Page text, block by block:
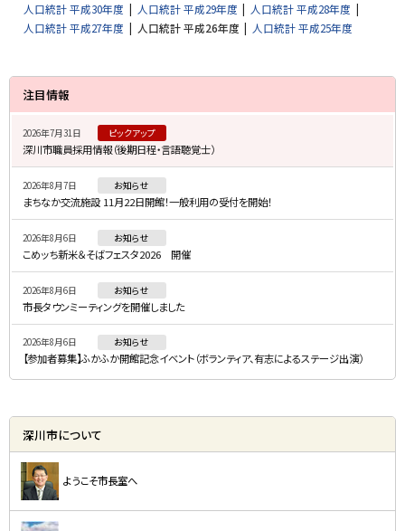
人口統計 平成30年度
人口統計 平成29年度
人口統計 平成28年度
人口統計 平成27年度
人口統計 平成26年度 人口統計 平成25年度
サ
イ
・
メ
ニ
ュ
ー
注目情報
2026年7月31日 ピックアップ
深川市職員採用情報（後期日程・言語聴覚士）
2026年8月7日 お知らせ
まちなか交流施設 11月22日開館！一般利用の受付を開始！
2026年8月6日 お知らせ
こめッち新米＆そばフェスタ2026 開催
2026年8月6日 お知らせ
市長タウンミーティングを開催しました
2026年8月6日 お知らせ
【参加者募集】ふかふか開館記念イベント（ボランティア、有志によるステージ出演）
深川市について
ようこそ市長室へ